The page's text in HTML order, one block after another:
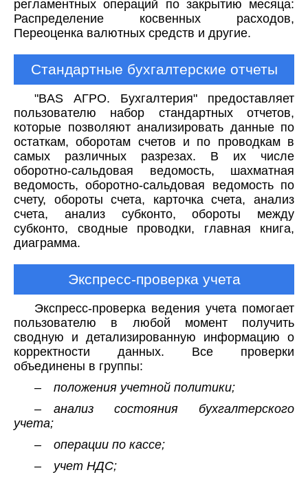
регламентных операций по закрытию месяца:
Распределение косвенных расходов,
Переоценка валютных средств и другие.
Стандартные бухгалтерские отчеты
"BAS АГРО. Бухгалтерия" предоставляет
пользователю набор стандартных отчетов,
которые позволяют анализировать данные по
остаткам, оборотам счетов и по проводкам в
самых различных разрезах. В их числе
оборотно-сальдовая ведомость, шахматная
ведомость, оборотно-сальдовая ведомость по
счету, обороты счета, карточка счета, анализ
счета, анализ субконто, обороты между
субконто, сводные проводки, главная книга,
диаграмма.
Экспресс-проверка учета
Экспресс-проверка ведения учета помогает
пользователю в любой момент получить
сводную и детализированную информацию о
корректности данных. Все проверки
объединены в группы:
– положения учетной политики;
– анализ состояния бухгалтерского
учета;
– операции по кассе;
– учет НДС;